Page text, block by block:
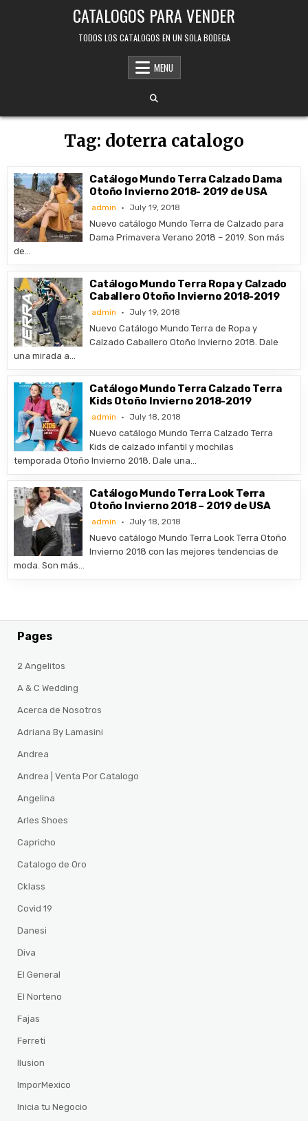
CATALOGOS PARA VENDER
TODOS LOS CATALOGOS EN UN SOLA BODEGA
MENU
Tag: doterra catalogo
Catálogo Mundo Terra Calzado Dama
Otoño Invierno 2018- 2019 de USA
admin July 19, 2018
Nuevo catálogo Mundo Terra de Calzado para
Dama Primavera Verano 2018 – 2019. Son más
de…
Catálogo Mundo Terra Ropa y Calzado
Caballero Otoño Invierno 2018-2019
admin July 19, 2018
Nuevo Catálogo Mundo Terra de Ropa y
Calzado Caballero Otoño Invierno 2018. Dale
una mirada a…
Catálogo Mundo Terra Calzado Terra
Kids Otoño Invierno 2018-2019
admin July 18, 2018
Nuevo catálogo Mundo Terra Calzado Terra
Kids de calzado infantil y mochilas
temporada Otoño Invierno 2018. Dale una…
Catálogo Mundo Terra Look Terra
Otoño Invierno 2018 – 2019 de USA
admin July 18, 2018
Nuevo catálogo Mundo Terra Look Terra Otoño
Invierno 2018 con las mejores tendencias de
moda. Son más…
Pages
2 Angelitos
A & C Wedding
Acerca de Nosotros
Adriana By Lamasini
Andrea
Andrea | Venta Por Catalogo
Angelina
Arles Shoes
Capricho
Catalogo de Oro
Cklass
Covid 19
Danesi
Diva
El General
El Norteno
Fajas
Ferreti
Ilusion
ImporMexico
Inicia tu Negocio